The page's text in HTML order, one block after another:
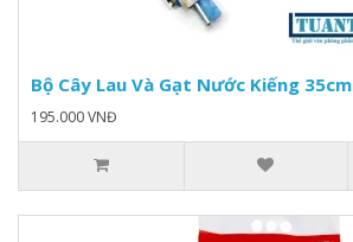
Bộ Cây Lau Và Gạt Nước Kiếng 35cm
195.000 VNĐ